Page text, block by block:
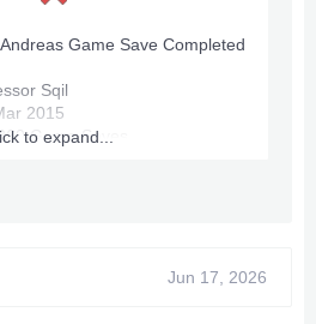
Game Save Completed
Sqil
2015
Game Saves
to expand...
Jun 17, 2026